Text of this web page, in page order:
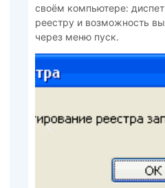
своём компьютере:
реестру и возможность
через меню пуск.